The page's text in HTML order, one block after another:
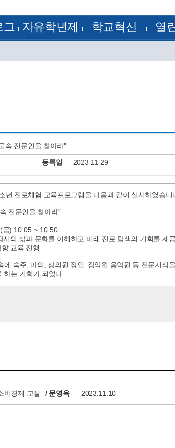
그
자유학년제
3학년
학교혁신
전문적 학습 공동체
열
가정통신
공사내역
속 전문인을 찾아라"
등록일 2023-11-29
년 진로체험 교육프로그램을 다음과 같이 실시하였습니
전문인을 찾아라”
(금) 10:05 ~ 10:50
시의 삶과 문화를 이해하고 미래 진로 탐색의 기회를 제
교육 진행
에 숙주, 마의, 상의원 장인, 장악원 음악원 등 전문지식
하는 기회가 되었다.
비경제 교실
/ 문영옥 2023.11.10